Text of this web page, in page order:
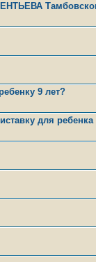
9 лет?
для ребенка